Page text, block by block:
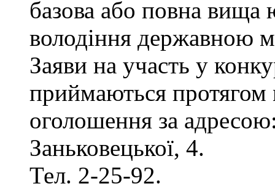
базова або повна вища
володіння державною
Заяви на участь у
приймаються протягом
оголошення за
Заньковецької, 4.
Тел. 2-25-92.